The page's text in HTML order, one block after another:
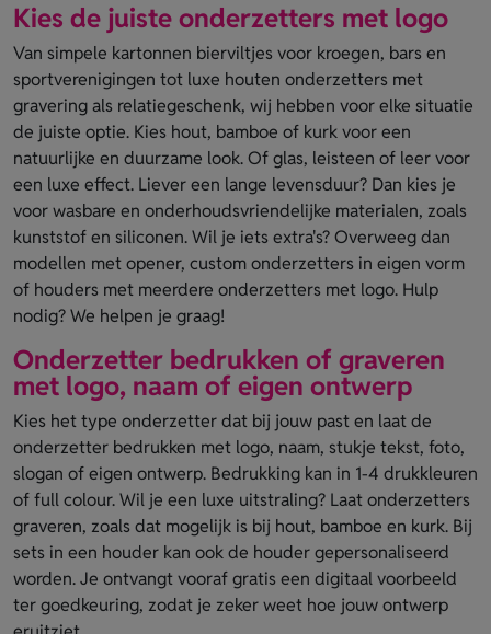
Kies de juiste onderzetters met logo
Van simpele kartonnen bierviltjes voor kroegen, bars en
sportverenigingen tot luxe houten onderzetters met
gravering als relatiegeschenk, wij hebben voor elke situatie
de juiste optie. Kies hout, bamboe of kurk voor een
natuurlijke en duurzame look. Of glas, leisteen of leer voor
een luxe effect. Liever een lange levensduur? Dan kies je
voor wasbare en onderhoudsvriendelijke materialen, zoals
kunststof en siliconen. Wil je iets extra's? Overweeg dan
modellen met opener, custom onderzetters in eigen vorm
of houders met meerdere onderzetters met logo. Hulp
nodig? We helpen je graag!
Onderzetter bedrukken of graveren
met logo, naam of eigen ontwerp
Kies het type onderzetter dat bij jouw past en laat de
onderzetter bedrukken met logo, naam, stukje tekst, foto,
slogan of eigen ontwerp. Bedrukking kan in 1-4 drukkleuren
of full colour. Wil je een luxe uitstraling? Laat onderzetters
graveren, zoals dat mogelijk is bij hout, bamboe en kurk. Bij
sets in een houder kan ook de houder gepersonaliseerd
worden. Je ontvangt vooraf gratis een digitaal voorbeeld
ter goedkeuring, zodat je zeker weet hoe jouw ontwerp